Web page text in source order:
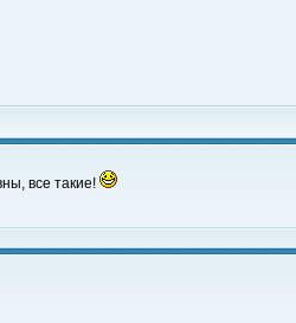
все такие!